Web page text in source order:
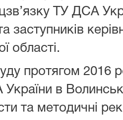
ТУ ДСА
заступників
області.
протягом 2016
в
та методичні